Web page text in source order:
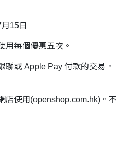
15日
用每個優惠五次。
聯或 Apple Pay 付款的交易。
店使用(openshop.com.hk)。不